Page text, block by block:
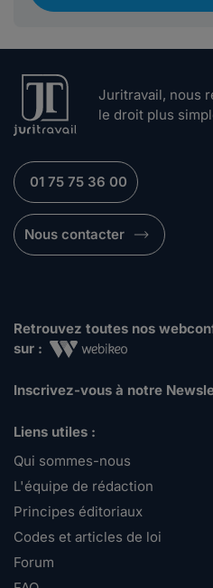
Juritravail, nous
le droit plus
01 75 75 36 00
Nous contacter
Retrouvez toutes nos
sur :
Inscrivez-vous à notre
Liens utiles :
Qui sommes-nous
L'équipe de rédaction
Principes éditoriaux
Codes et articles de loi
Forum